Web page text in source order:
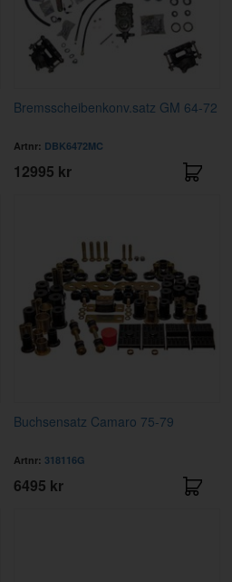
Bremsscheibenkonv.satz GM 64-72
Artnr: DBK6472MC
12995 kr
Buchsensatz Camaro 75-79
Artnr: 318116G
6495 kr